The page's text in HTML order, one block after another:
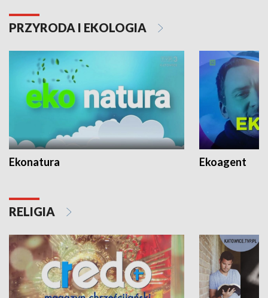
PRZYRODA I EKOLOGIA
Ekonatura Ekoagent
RELIGIA